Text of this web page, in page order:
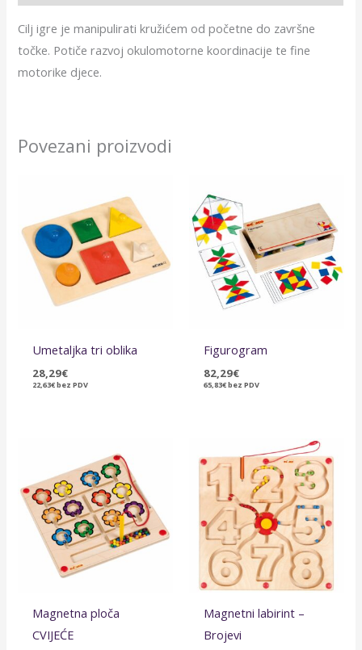
Cilj igre je manipulirati kružićem od početne do završne
točke. Potiče razvoj okulomotorne koordinacije te fine
motorike djece.
Povezani proizvodi
Umetaljka tri oblika
28,29€
22,63€bez PDV
Figurogram
82,29€
65,83€bez PDV
Magnetna ploča
CVIJEĆE
Magnetni labirint –
Brojevi